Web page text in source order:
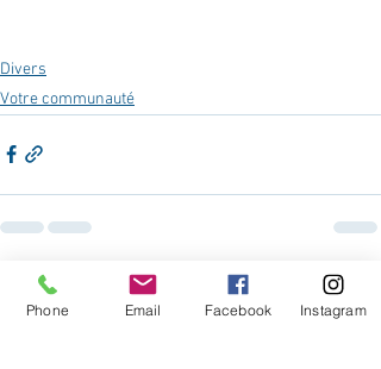
Divers
Votre communauté
Posts récents Voir tout
Phone Email Facebook Instagram